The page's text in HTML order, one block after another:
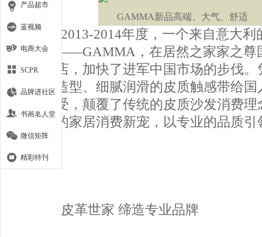
GAMMA新品高端、大气、舒适
2013-2014年度，一个来自意大利
发品牌——GAMMA，在居然之家家之尊
出专卖店，加快了进军中国市场的步伐。
的外观造型、细腻润滑的皮质触感带给国
沙发享受，颠覆了传统的皮质沙发消费
年新贵的家居消费新宠，以专业的品质
费主流。
皮革世家 缔造专业品牌
产品超市
蓝视频
电商大会
SCPR
品牌进社区
书画名人堂
微信矩阵
精彩特刊